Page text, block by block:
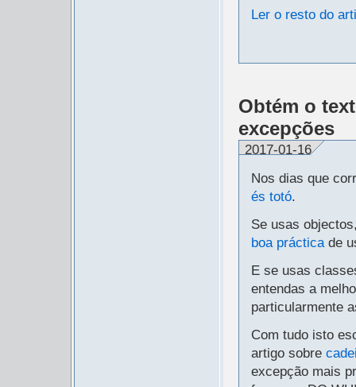
Ler o resto do
Obtém o
excepções
2017-01-16
Nos dias que
és totó.
Se usas
boa prácticade
E se usas
entendas a
particularmente
Com tudo isto
artigo sobre
excepção mais